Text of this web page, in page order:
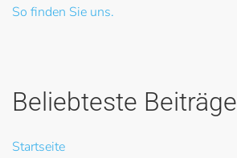
So finden Sie uns.
Beliebteste Beiträge
Startseite